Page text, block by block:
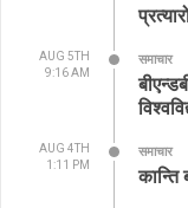
AUG 5TH
9:16 AM
समाचार
AUG 4TH
1:11 PM
समाचार